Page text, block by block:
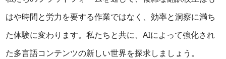
はや時間と労力を要する作業ではなく、効率と洞察に満ち
た体験に変わります。私たちと共に、AIによって強化され
た多言語コンテンツの新しい世界を探求しましょう。